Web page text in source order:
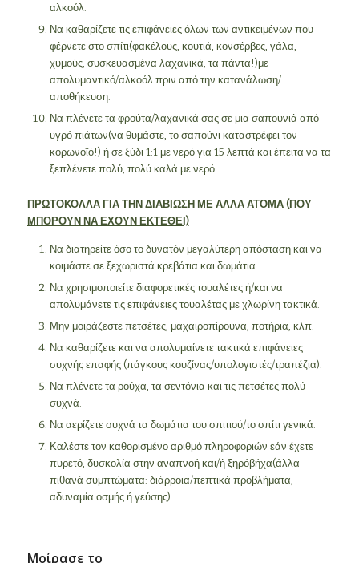
αλκοόλ.
Να καθαρίζετε τις επιφάνειες όλων των αντικειμένων που
φέρνετε στο σπίτι(φακέλους, κουτιά, κονσέρβες, γάλα,
χυμούς, συσκευασμένα λαχανικά, τα πάντα!)με
απολυμαντικό/αλκοόλ πριν από την κατανάλωση/
αποθήκευση.
Να πλένετε τα φρούτα/λαχανικά σας σε μια σαπουνιἀ από
υγρό πιάτων(να θυμάστε, το σαπούνι καταστρέφει τον
κορωνοϊὀ!) ή σε ξύδι 1:1 με νερό για 15 λεπτά και έπειτα να τα
ξεπλένετε πολύ, πολύ καλά με νερό.
ΠΡΩΤΟΚΟΛΛΑ ΓΙΑ ΤΗΝ ΔΙΑΒΙΩΣΗ ΜΕ ΑΛΛΑ ΑΤΟΜΑ (ΠΟΥ
ΜΠΟΡΟΥΝ ΝΑ ΕΧΟΥΝ ΕΚΤΕΘΕΙ)
Να διατηρείτε όσο το δυνατόν μεγαλύτερη απόσταση και να
κοιμάστε σε ξεχωριστά κρεβάτια και δωμάτια.
Να χρησιμοποιείτε διαφορετικές τουαλέτες ἠ/και να
απολυμάνετε τις επιφάνειες τουαλέτας με χλωρίνη τακτικά.
Μην μοιράζεστε πετσέτες, μαχαιροπίρουνα, ποτήρια, κλπ.
Να καθαρίζετε και να απολυμαίνετε τακτικά επιφάνειες
συχνής επαφής (πάγκους κουζίνας/υπολογιστές/τραπέζια).
Να πλένετε τα ρούχα, τα σεντόνια και τις πετσέτες πολύ
συχνά.
Να αερίζετε συχνά τα δωμάτια του σπιτιού/το σπίτι γενικά.
Καλέστε τον καθορισμένο αριθμό πληροφοριών εάν έχετε
πυρετό, δυσκολία στην αναπνοή και/ἠ ξηρόβήχα(άλλα
πιθανά συμπτώματα: διάρροια/πεπτικά προβλήματα,
αδυναμία οσμής ή γεύσης).
Μοίρασε το